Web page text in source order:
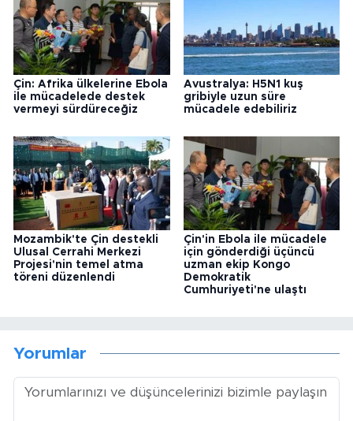
Çin: Afrika ülkelerine Ebola
ile mücadelede destek
vermeyi sürdüreceğiz
Avustralya: H5N1 kuş
gribiyle uzun süre
mücadele edebiliriz
Mozambik'te Çin destekli
Ulusal Cerrahi Merkezi
Projesi'nin temel atma
töreni düzenlendi
Çin'in Ebola ile mücadele
için gönderdiği üçüncü
uzman ekip Kongo
Demokratik
Cumhuriyeti'ne ulaştı
Yorumlar